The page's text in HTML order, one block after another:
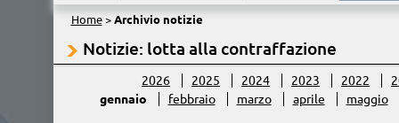
Home> Archivio notizie
Notizie: lotta alla contraffazione
2026 2025 2024 2023 2022
gennaio
febbraio marzo aprile maggio